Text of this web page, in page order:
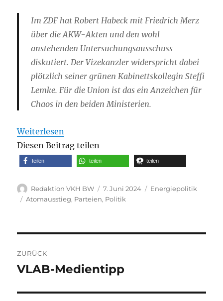
Im ZDF hat Robert Habeck mit Friedrich Merz
über die AKW-Akten und den wohl
anstehenden Untersuchungsausschuss
diskutiert. Der Vizekanzler widerspricht dabei
plötzlich seiner grünen Kabinettskollegin Steffi
Lemke. Für die Union ist das ein Anzeichen für
Chaos in den beiden Ministerien.
Weiterlesen
Diesen Beitrag teilen
teilen teilen teilen
Autor
Redaktion VKH BW
Veröffentlicht
am
7. Juni 2024 Kategorien
Energiepolitik
Schlagwörter
Atomausstieg, Parteien, Politik
ZURÜCK
Vorheriger
VLAB-Medientipp